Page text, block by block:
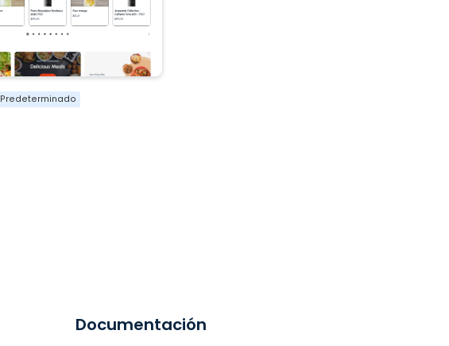
Predeterminado
Documentación